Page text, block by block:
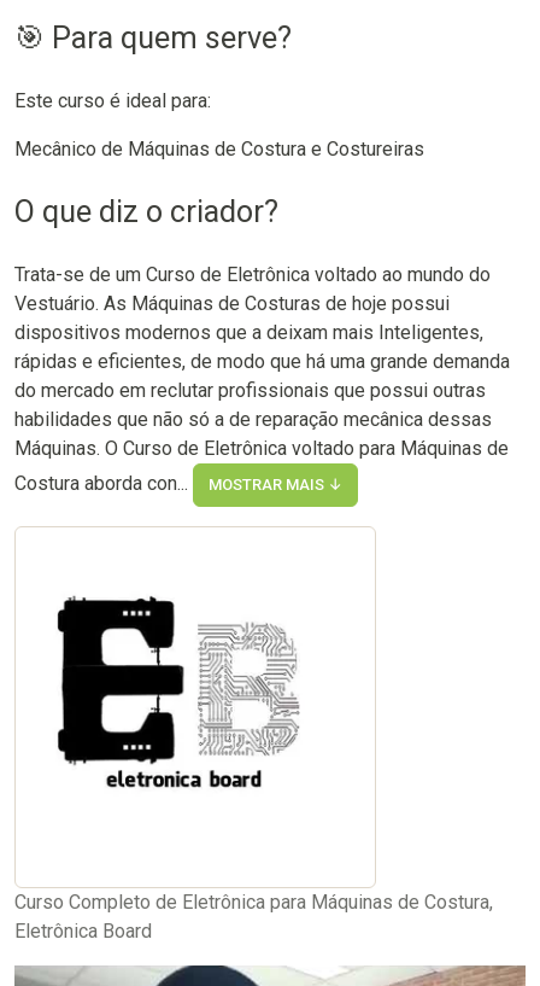
🎯 Para quem serve?
Este curso é ideal para:
Mecânico de Máquinas de Costura e Costureiras
O que diz o criador?
Trata-se de um Curso de Eletrônica voltado ao mundo do
Vestuário. As Máquinas de Costuras de hoje possui
dispositivos modernos que a deixam mais Inteligentes,
rápidas e eficientes, de modo que há uma grande demanda
do mercado em reclutar profissionais que possui outras
habilidades que não só a de reparação mecânica dessas
Máquinas. O Curso de Eletrônica voltado para Máquinas de
Costura aborda con...
MOSTRAR MAIS ↓
Curso Completo de Eletrônica para Máquinas de Costura,
Eletrônica Board